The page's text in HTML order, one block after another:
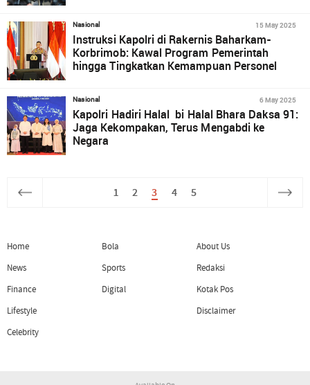
Nasional 15 May 2025
Instruksi Kapolri di Rakernis Baharkam-
Korbrimob: Kawal Program Pemerintah
hingga Tingkatkan Kemampuan Personel
Nasional 6 May 2025
Kapolri Hadiri Halal bi Halal Bhara Daksa 91:
Jaga Kekompakan, Terus Mengabdi ke
Negara
1 2 3 4 5
Home
News
Finance
Lifestyle
Celebrity
Bola
Sports
Digital
About Us
Redaksi
Kotak Pos
Disclaimer